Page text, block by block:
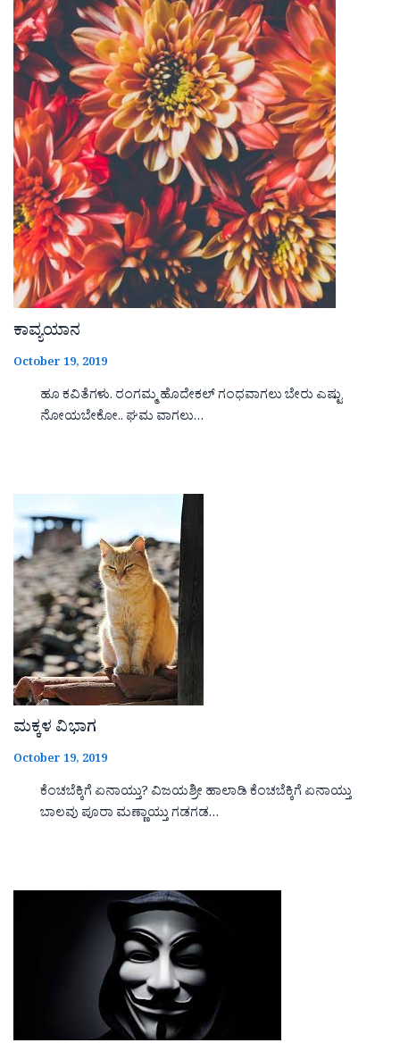
ಕಾವ್ಯಯಾನ
October 19, 2019
ಹೂ ಕವಿತೆಗಳು. ರಂಗಮ್ಮ ಹೊದೇಕಲ್ ಗಂಧವಾಗಲು ಬೇರು ಎಷ್ಟು
ನೋಯಬೇಕೋ.. ಘಮ ವಾಗಲು…
ಮಕ್ಕಳ ವಿಭಾಗ
October 19, 2019
ಕೆಂಚಬೆಕ್ಕಿಗೆ ಏನಾಯ್ತು? ವಿಜಯಶ್ರೀ ಹಾಲಾಡಿ ಕೆಂಚಬೆಕ್ಕಿಗೆ ಏನಾಯ್ತು
ಬಾಲವು ಪೂರಾ ಮಣ್ಣಾಯ್ತು ಗಡಗಡ…